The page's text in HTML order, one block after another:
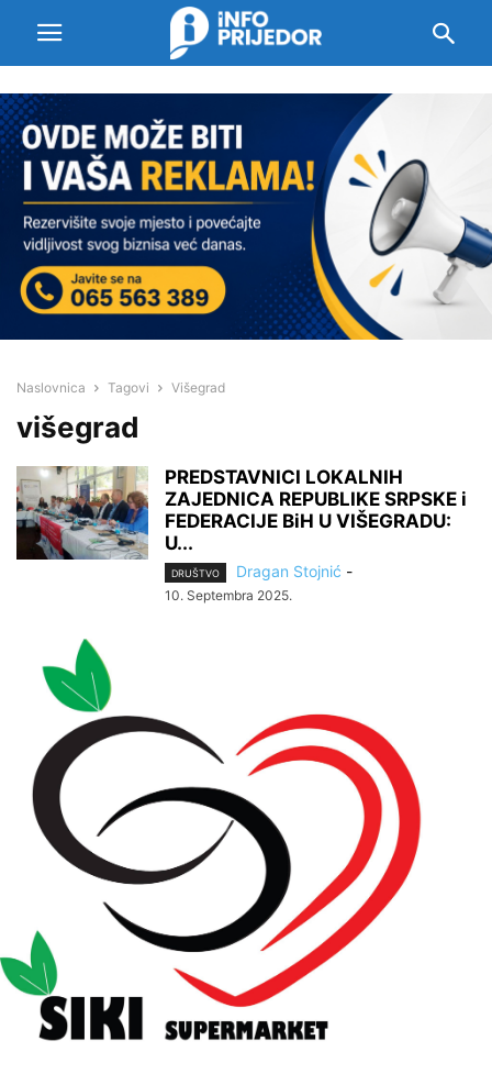
Naslovnica Tagovi Višegrad
višegrad
PREDSTAVNICI LOKALNIH
ZAJEDNICA REPUBLIKE SRPSKE i
FEDERACIJE BiH U VIŠEGRADU:
U...
DRUŠTVO Dragan Stojnić -
10. Septembra 2025.